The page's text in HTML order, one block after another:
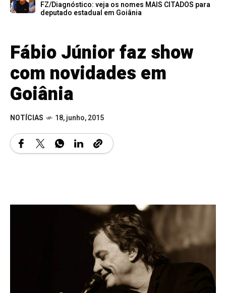
FZ/Diagnóstico: veja os nomes MAIS CITADOS para
deputado estadual em Goiânia
Fábio Júnior faz show
com novidades em
Goiânia
NOTÍCIAS 18, junho, 2015